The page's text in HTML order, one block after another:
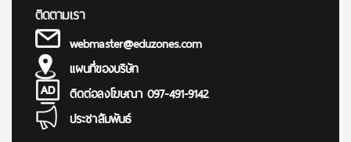
ติดตามเรา
webmaster@eduzones.com
แผนที่ของบริษัท
ติดต่อลงโฆษณา 097-491-9142
ประชาสัมพันธ์